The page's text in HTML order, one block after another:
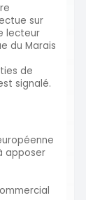
sur
lecteur
du Marais
de
signalé.
apposer